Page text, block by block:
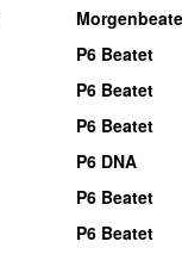
P6 Beatet
P6 Beatet
P6 Beatet
P6 DNA
P6 Beatet
P6 Beatet